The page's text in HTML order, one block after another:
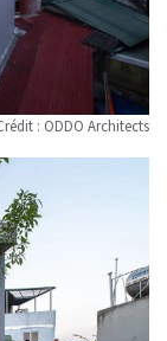
: ODDO Architects